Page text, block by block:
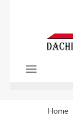
Zum Hauptinhalt
Home